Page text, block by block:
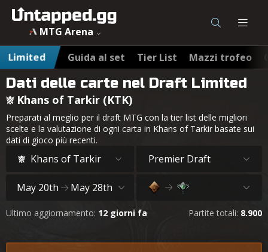
MTG Arena
Limited
Guida al set Tier List Mazzi trofeo
Dati delle carte nel Draft Limited
Khans of Tarkir (KTK)
Preparati al meglio per il draft MTG con la tier list delle migliori
scelte e la valutazione di ogni carta in Khans of Tarkir basate sui
dati di gioco più recenti.
Khans of Tarkir Premier Draft
May 20th May 28th
Ultimo aggiornamento: 12 giorni fa Partite totali: 8.900